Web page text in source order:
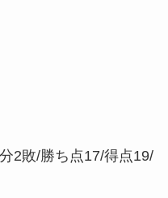
2敗/勝ち点17/得点19/